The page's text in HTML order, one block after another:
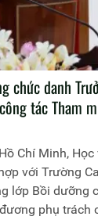
chức danh
tác Tham
Chí Minh, Học
với Trường
lớp Bồi dưỡng
phụ trách